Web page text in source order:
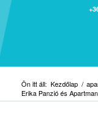
Ön itt áll: Kezdőlap /
Erika Panzió és